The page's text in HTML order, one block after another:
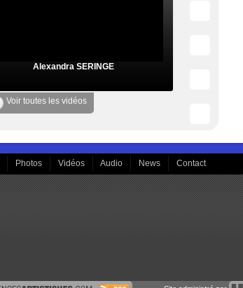
Alexandra SERINGE
Voir toutes les vidéos
Photos Vidéos Audio News Contact